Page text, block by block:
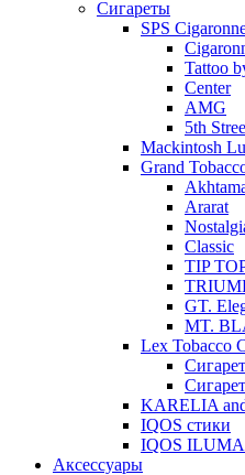
Cигареты
SPS
Tattoo
Center
AMG
5th
Mackintosh
Grand
Ararat
Classic
TIP
GT.
MT.
Lex Tobacco
KARELIA
IQOS стики
IQOS ILUMA
Аксессуары